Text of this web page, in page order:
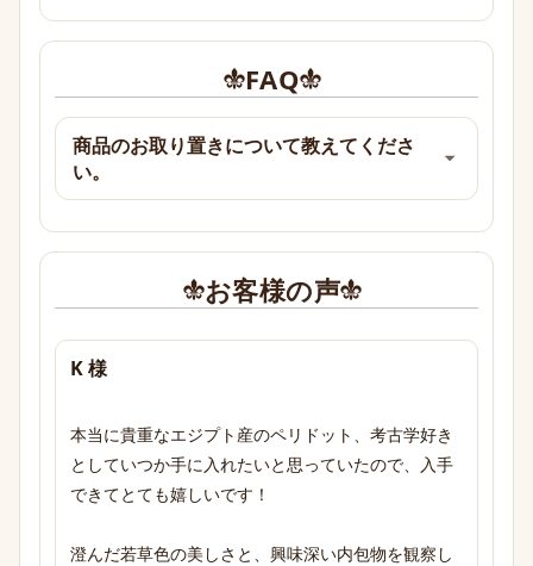
FAQ
商品のお取り置きについて教えてくださ
い。
お客様の声
K 様
本当に貴重なエジプト産のペリドット、考古学好き
としていつか手に入れたいと思っていたので、入手
できてとても嬉しいです！
澄んだ若草色の美しさと、興味深い内包物を観察し